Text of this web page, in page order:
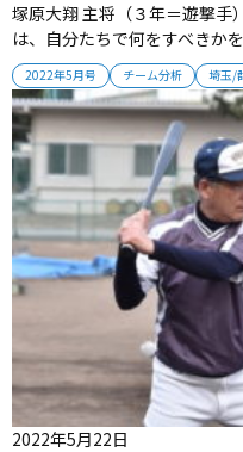
2022年5月号 チーム分析 埼玉/
塚原大翔 主将（３年＝遊撃手
は、自分たちで何をすべきか
年のチームは打撃が軸ですが
目以降が課題。守備、機動力
します」...
2022年5月22日